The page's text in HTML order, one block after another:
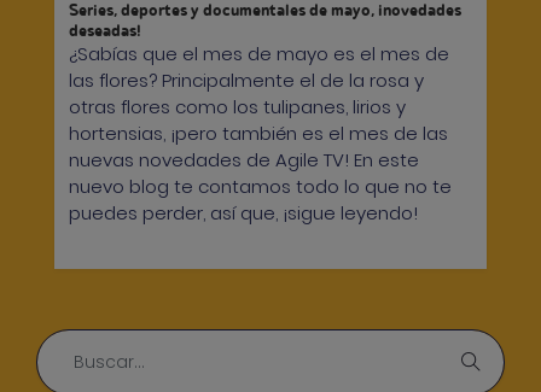
Series, deportes y documentales de mayo, ¡novedades
deseadas!
¿Sabías que el mes de mayo es el mes de
las flores? Principalmente el de la rosa y
otras flores como los tulipanes, lirios y
hortensias, ¡pero también es el mes de las
nuevas novedades de Agile TV! En este
nuevo blog te contamos todo lo que no te
puedes perder, así que, ¡sigue leyendo!